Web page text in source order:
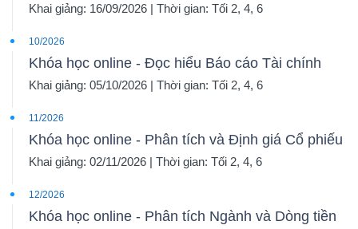
Khai giảng: 16/09/2026 | Thời gian: Tối 2, 4, 6
10/2026
Khóa học online - Đọc hiểu Báo cáo Tài chính
Khai giảng: 05/10/2026 | Thời gian: Tối 2, 4, 6
11/2026
Khóa học online - Phân tích và Định giá Cổ phiếu
Khai giảng: 02/11/2026 | Thời gian: Tối 2, 4, 6
12/2026
Khóa học online - Phân tích Ngành và Dòng tiền